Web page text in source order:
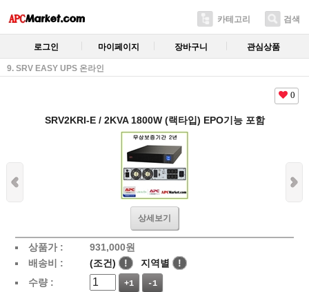
카테고리 검색
로그인 마이페이지 장바구니 관심상품
9. SRV EASY UPS 온라인
0
SRV2KRI-E / 2KVA 1800W (랙타입) EPO기능 포함
상세보기
상품가 : 931,000원
배송비 :
(조건) ! 지역별
!
수량 :
+1 -1